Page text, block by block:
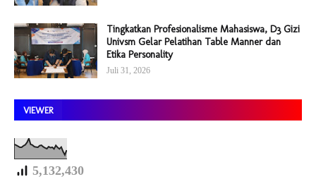
Tingkatkan Profesionalisme Mahasiswa, D3 Gizi
Univsm Gelar Pelatihan Table Manner dan
Etika Personality
Juli 31, 2026
VIEWER
5,132,430